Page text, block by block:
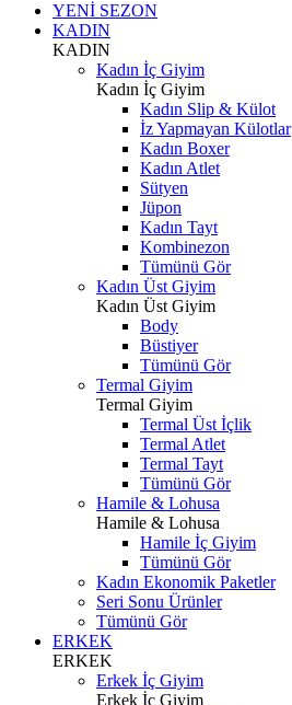
YENİ SEZON
KADIN
KADIN
Kadın İç Giyim
Kadın İç Giyim
Kadın Slip & Külot
İz Yapmayan Külotlar
Kadın Boxer
Kadın Atlet
Sütyen
Jüpon
Kadın Tayt
Kombinezon
Tümünü Gör
Kadın Üst Giyim
Kadın Üst Giyim
Body
Büstiyer
Tümünü Gör
Termal Giyim
Termal Giyim
Termal Üst İçlik
Termal Atlet
Termal Tayt
Tümünü Gör
Hamile & Lohusa
Hamile & Lohusa
Hamile İç Giyim
Tümünü Gör
Kadın Ekonomik Paketler
Seri Sonu Ürünler
Tümünü Gör
ERKEK
ERKEK
Erkek İç Giyim
Erkek İç Giyim